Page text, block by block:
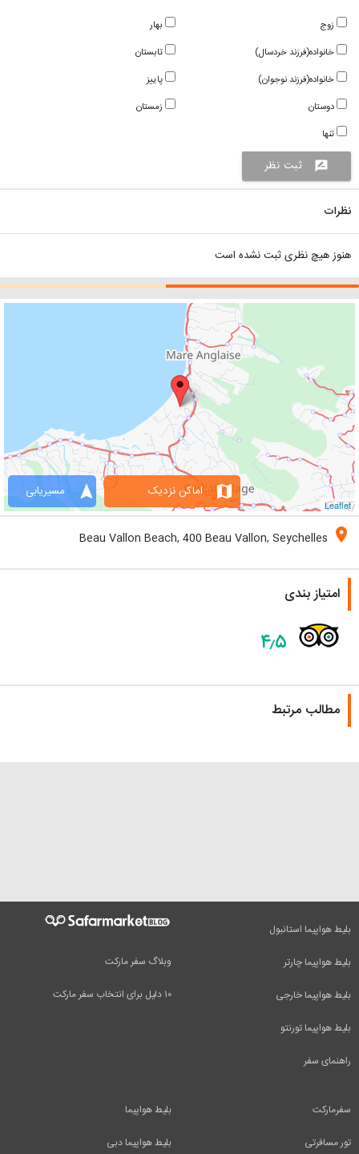
بهار
تابستان
پاییز
زمستان
زوج
خانواده(فرزند خردسال)
خانواده(فرزند نوجوان)
دوستان
تنها
rate_review ثبت نظر
نظرات
هنوز هیچ نظری ثبت نشده است
Leaflet
navigation مسیریابی map اماکن نزدیک
location_on
Beau Vallon Beach, 400 Beau Vallon, Seychelles
امتیاز بندی
۴٫۵
مطالب مرتبط
وبلاگ سفر مارکت
۱۰ دلیل برای انتخاب سفر مارکت
بلیط هواپیما استانبول
بلیط هواپیما چارتر
بلیط هواپیما خارجی
بلیط هواپیما تورنتو
راهنمای سفر
بلیط هواپیما
بلیط هواپیما دبی
سفرمارکت
تور مسافرتی